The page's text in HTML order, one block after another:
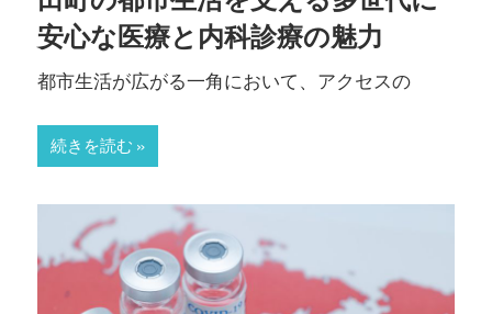
安心な医療と内科診療の魅力
都市生活が広がる一角において、アクセスの
続きを読む